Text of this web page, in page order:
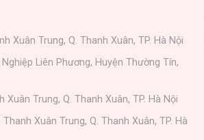
Xuân Trung, Q. Thanh Xuân, TP. Hà Nội
Liên Phương, Huyện Thường Tín,
Xuân Trung, Q. Thanh Xuân, TP. Hà Nội
Xuân Trung, Q. Thanh Xuân, TP. Hà